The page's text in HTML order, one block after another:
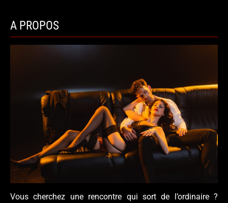
A PROPOS
Vous cherchez une rencontre qui sort de l’ordinaire ?